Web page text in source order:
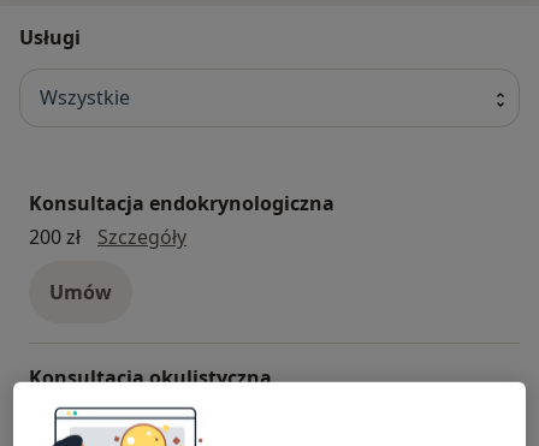
Usługi
Wszystkie
Konsultacja endokrynologiczna
200 zł
SzczegółyKonsultacja endokrynologiczna
Umów
Konsultacja okulistyczna
220 zł
Szczegółykonsultacja okulistyczna